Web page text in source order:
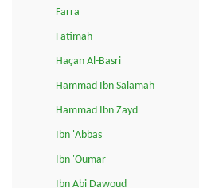
Farra
Fatimah
Haçan Al-Basri
Hammad Ibn Salamah
Hammad Ibn Zayd
Ibn 'Abbas
Ibn 'Oumar
Ibn Abi Dawoud